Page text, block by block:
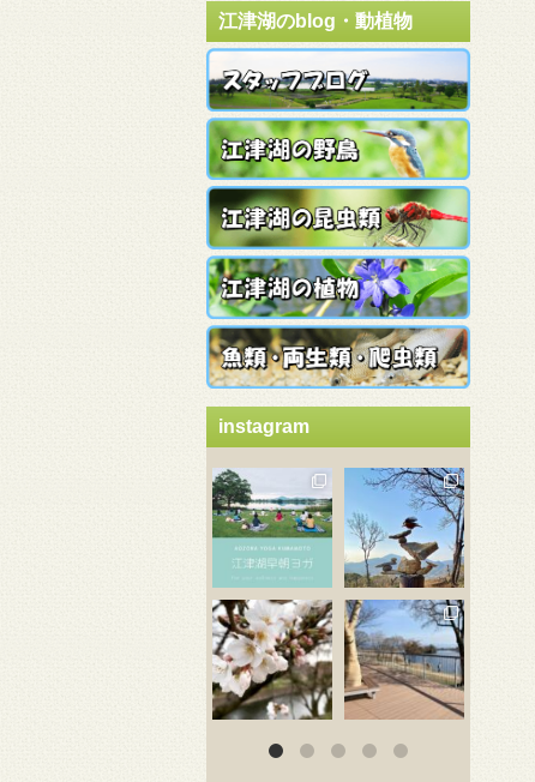
江津湖のblog・動植物
instagram
3月 20
3月 18
3月 18